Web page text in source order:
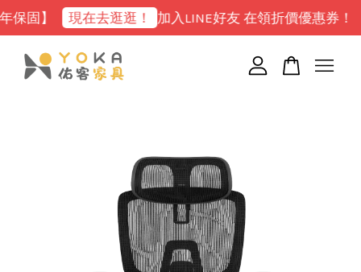
現在去逛逛！ 加入LINE好友 在領折價優惠券！ 點我
您的購物車目前還是空的。